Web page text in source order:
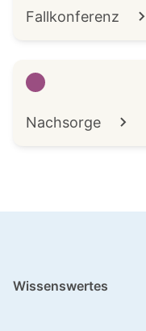
Fallkonferenz
Nachsorge
Wissenswertes